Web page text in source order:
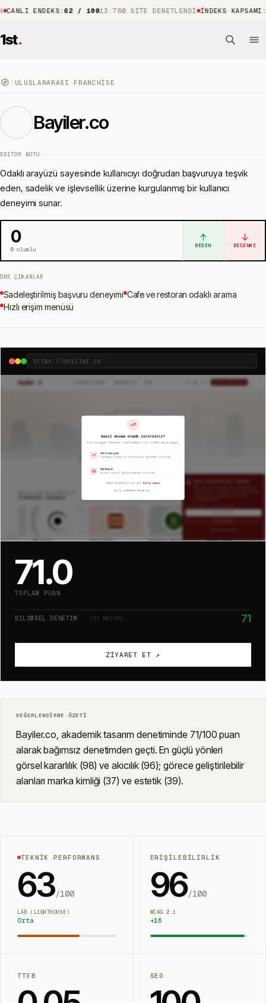
ENDEKS:62 / 100 13.780 SITE DENETLENDI İNDEKS KAPSAMI:%88
1st.
/ ULUSLARARASI FRANCHISE
Bayiler.co
EDITÖR NOTU
Odaklı arayüzü sayesinde kullanıcıyı doğrudan başvuruya teşvik
eden, sadelik ve işlevsellik üzerine kurgulanmış bir kullanıcı
deneyimi sunar.
0
0olumlu
↑
BEĞEN
↓
BEĞENME
ÖNE ÇIKANLAR
Sadeleştirilmiş başvuru deneyimi Cafe ve restoran odaklı arama
Hızlı erişim menüsü
https://bayiler.co
71.0
TOPLAM PUAN
BILIMSEL DENETIM · 1ST MOTORU 71
ZIYARET ET ↗
DEĞERLENDIRME ÖZETI
Bayiler.co, akademik tasarım denetiminde 71/100 puan
alarak bağımsız denetimden geçti. En güçlü yönleri
görsel kararlılık (98) ve akıcılık (96); görece geliştirilebilir
alanları marka kimliği (37) ve estetik (39).
TEKNIK PERFORMANS
63/100
LAB (LIGHTHOUSE)
Orta
ERIŞILEBILIRLIK
96/100
WCAG 2.1
+16
TTFB SEO